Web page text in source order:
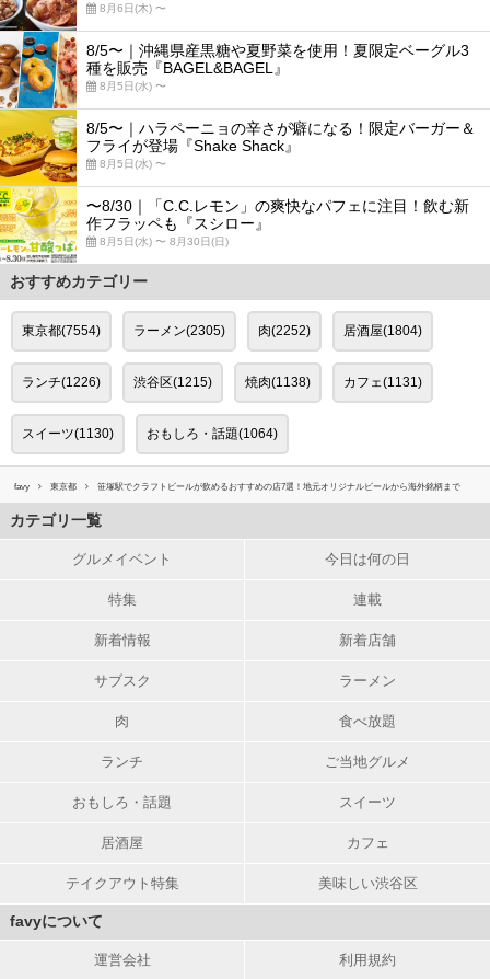
8月6日(木) 〜
8/5〜｜沖縄県産黒糖や夏野菜を使用！夏限定ベーグル3
種を販売『BAGEL&BAGEL』
8月5日(水) 〜
8/5〜｜ハラペーニョの辛さが癖になる！限定バーガー＆
フライが登場『Shake Shack』
8月5日(水) 〜
〜8/30｜「C.C.レモン」の爽快なパフェに注目！飲む新
作フラッペも『スシロー』
8月5日(水) 〜 8月30日(日)
おすすめカテゴリー
東京都(7554) ラーメン(2305) 肉(2252) 居酒屋(1804)
ランチ(1226) 渋谷区(1215) 焼肉(1138) カフェ(1131)
スイーツ(1130) おもしろ・話題(1064)
favy 東京都 笹塚駅でクラフトビールが飲めるおすすめの店7選！地元オリジナルビールから海外銘柄まで
カテゴリ一覧
グルメイベント 今日は何の日
特集 連載
新着情報 新着店舗
サブスク ラーメン
肉 食べ放題
ランチ ご当地グルメ
おもしろ・話題 スイーツ
居酒屋 カフェ
テイクアウト特集 美味しい渋谷区
favyについて
運営会社 利用規約